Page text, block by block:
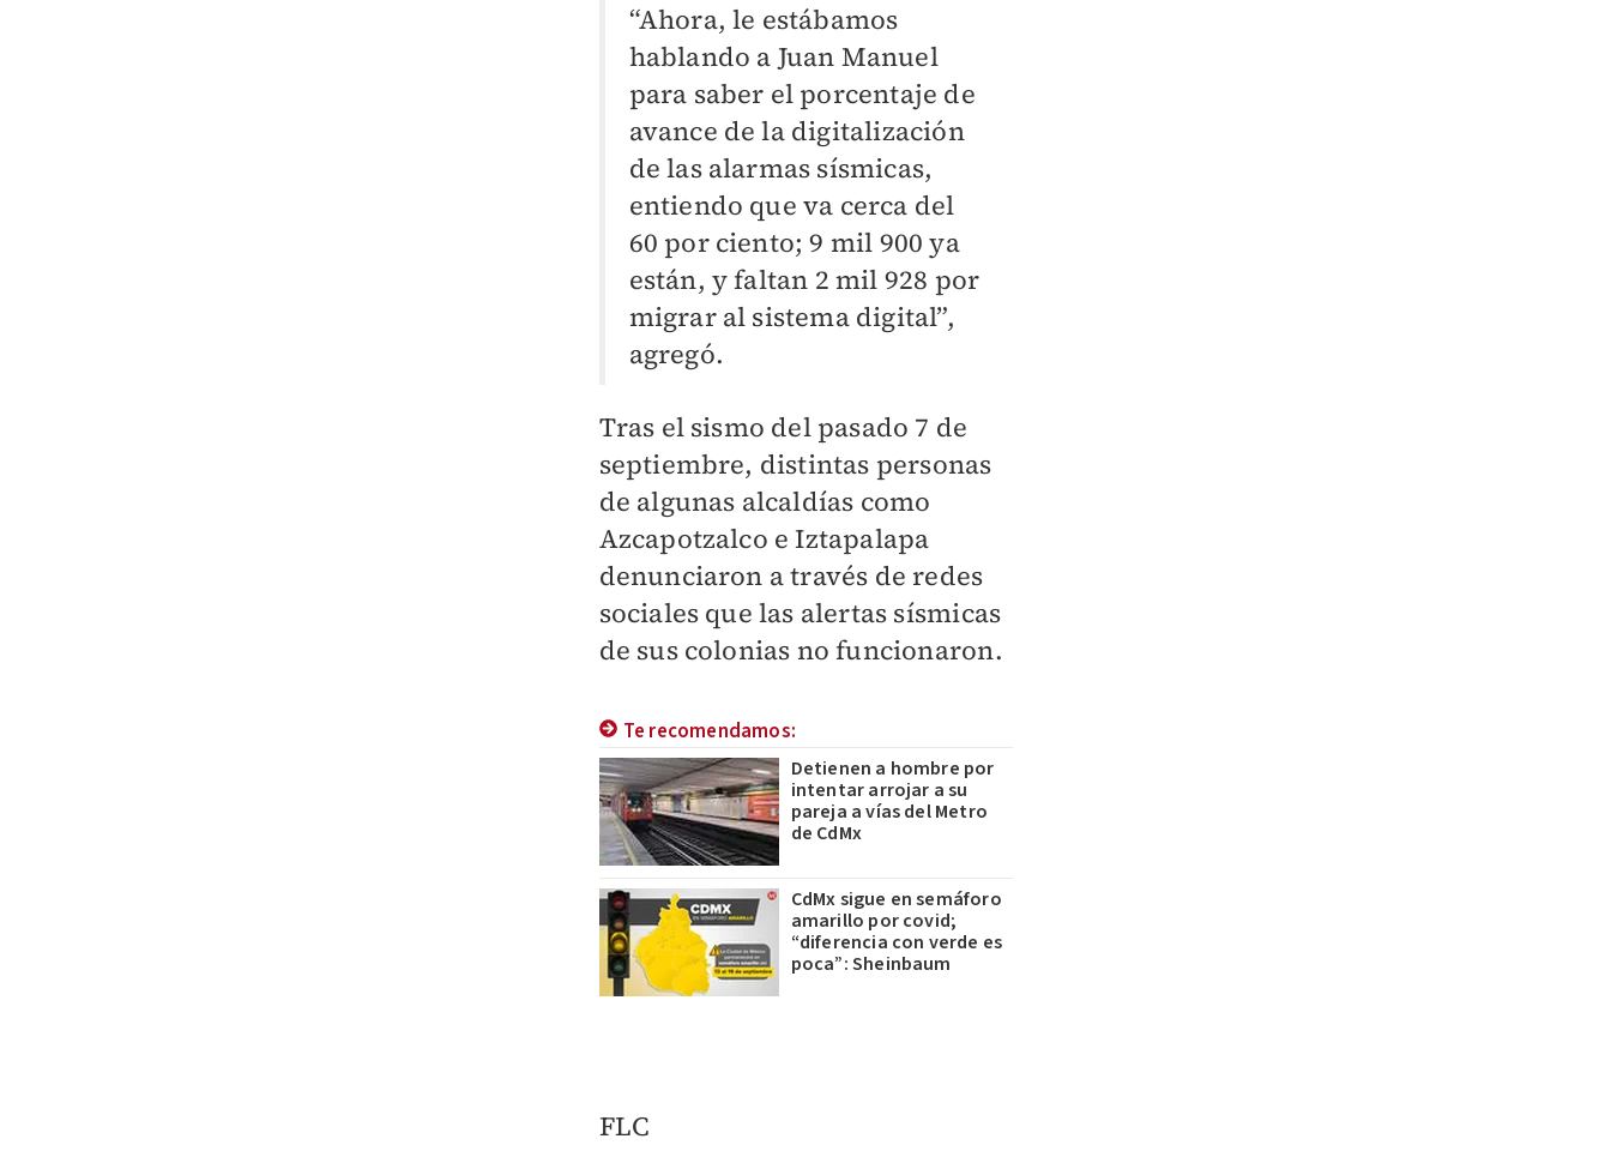
“Ahora, le estábamos
hablando a Juan Manuel
para saber el porcentaje de
avance de la digitalización
de las alarmas sísmicas,
entiendo que va cerca del
60 por ciento; 9 mil 900 ya
están, y faltan 2 mil 928 por
migrar al sistema digital”,
agregó.
Tras el sismo del pasado 7 de
septiembre, distintas personas
de algunas alcaldías como
Azcapotzalco e Iztapalapa
denunciaron a través de redes
sociales que las alertas sísmicas
de sus colonias no funcionaron.
Te recomendamos:
Detienen a hombre por
intentar arrojar a su
pareja a vías del Metro
de CdMx
CdMx sigue en semáforo
amarillo por covid;
“diferencia con verde es
poca”: Sheinbaum
FLC